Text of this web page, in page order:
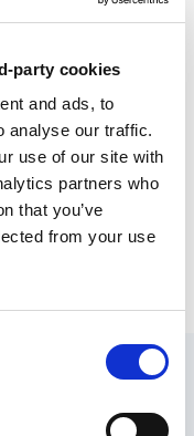
party cookies
and ads, to
analyse our traffic.
use of our site with
partners who
that you’ve
from your use
all levels of the
authentication,